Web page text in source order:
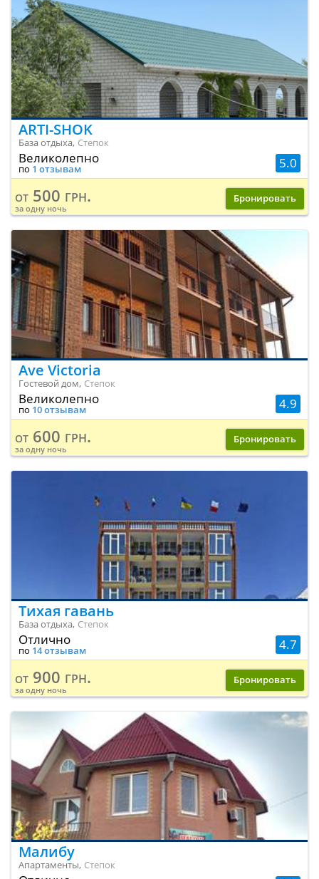
ARTI-SHOK
База отдыха, Степок
5.0
Великолепно
по 1 отзывам
от 500 грн.
за одну ночь
Бронировать
Ave Victoria
Гостевой дом, Степок
4.9
Великолепно
по 10 отзывам
от 600 грн.
за одну ночь
Бронировать
Тихая гавань
База отдыха, Степок
4.7
Отлично
по 14 отзывам
от 900 грн.
за одну ночь
Бронировать
Малибу
Апартаменты, Степок